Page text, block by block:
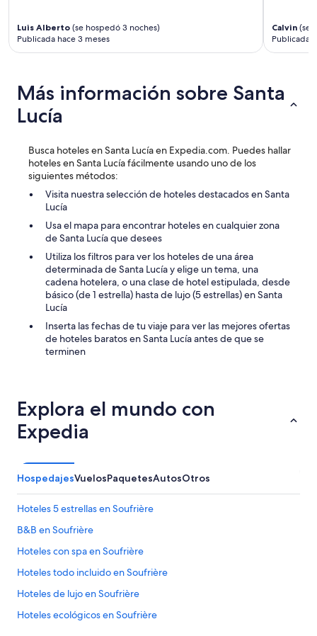
Luis Alberto (se hospedó 3 noches)
Publicada hace 3 meses
Calvin (se
Publicada
Más información sobre Santa
Lucía
Busca hoteles en Santa Lucía en Expedia.com. Puedes hallar
hoteles en Santa Lucía fácilmente usando uno de los
siguientes métodos:
Visita nuestra selección de hoteles destacados en Santa
Lucía
Usa el mapa para encontrar hoteles en cualquier zona
de Santa Lucía que desees
Utiliza los filtros para ver los hoteles de una área
determinada de Santa Lucía y elige un tema, una
cadena hotelera, o una clase de hotel estipulada, desde
básico (de 1 estrella) hasta de lujo (5 estrellas) en Santa
Lucía
Inserta las fechas de tu viaje para ver las mejores ofertas
de hoteles baratos en Santa Lucía antes de que se
terminen
Explora el mundo con
Expedia
HospedajesVuelosPaquetesAutosOtros
Hoteles 5 estrellas en Soufrière
B&B en Soufrière
Hoteles con spa en Soufrière
Hoteles todo incluido en Soufrière
Hoteles de lujo en Soufrière
Hoteles ecológicos en Soufrière